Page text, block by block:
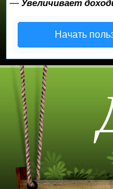
— Увеличивает
Начать